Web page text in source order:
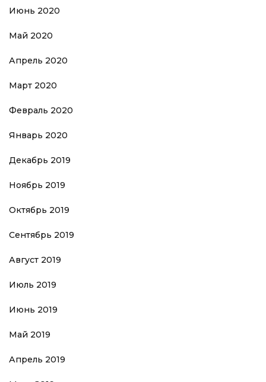
Июнь 2020
Май 2020
Апрель 2020
Март 2020
Февраль 2020
Январь 2020
Декабрь 2019
Ноябрь 2019
Октябрь 2019
Сентябрь 2019
Август 2019
Июль 2019
Июнь 2019
Май 2019
Апрель 2019